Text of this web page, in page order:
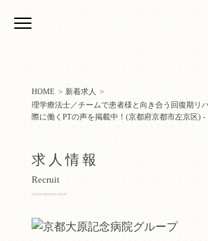
HOME
新着求人
理学療法士／チームで患者様と向き合う回復期リ
際に働くPTの声を掲載中！(京都府京都市左京区) -
求人情報
Recruit